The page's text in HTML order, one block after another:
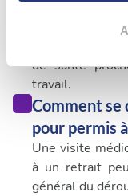
déclaration sur les
Les cookies nous
et les annonces,
médias sociaux
partageons
notre site avec
publicité et
avec d'autres
conduire
de santé
travail.
Comment se
pour permis
Une visite
à un retrait
général du